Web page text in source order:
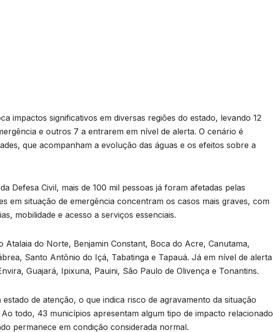
impactos significativos em diversas regiões do estado, levando 12
e outros 7 a entrarem em nível de alerta. O cenário é
que acompanham a evolução das águas e os efeitos sobre a
Defesa Civil, mais de 100 mil pessoas já foram afetadas pelas
em situação de emergência concentram os casos mais graves, com
mobilidade e acesso a serviços essenciais.
Atalaia do Norte, Benjamin Constant, Boca do Acre, Canutama,
Santo Antônio do Içá, Tabatinga e Tapauá. Já em nível de alerta
Guajará, Ipixuna, Pauini, São Paulo de Olivença e Tonantins.
de atenção, o que indica risco de agravamento da situação
todo, 43 municípios apresentam algum tipo de impacto relacionado
permanece em condição considerada normal.